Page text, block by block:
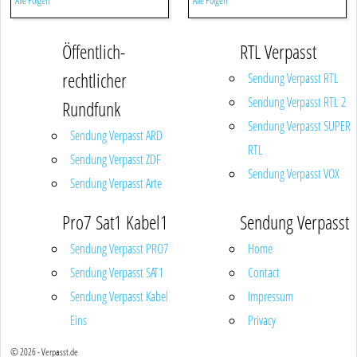
Öffentlich-
rechtlicher
Rundfunk
Sendung Verpasst ARD
Sendung Verpasst ZDF
Sendung Verpasst Arte
RTL Verpasst
Sendung Verpasst RTL
Sendung Verpasst RTL 2
Sendung Verpasst SUPER
RTL
Sendung Verpasst VOX
Pro7 Sat1 Kabel1
Sendung Verpasst PRO7
Sendung Verpasst SAT1
Sendung Verpasst Kabel
Eins
Sendung Verpasst
Home
Contact
Impressum
Privacy
© 2026 - Verpasst.de